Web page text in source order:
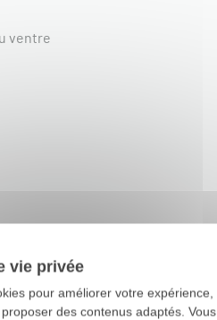
ventre
vie privée
pour améliorer votre expérience,
des contenus adaptés. Vous